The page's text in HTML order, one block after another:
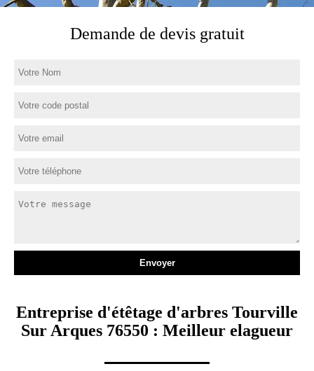
Demande de devis gratuit
Entreprise d'étêtage d'arbres Tourville
Sur Arques 76550 : Meilleur elagueur